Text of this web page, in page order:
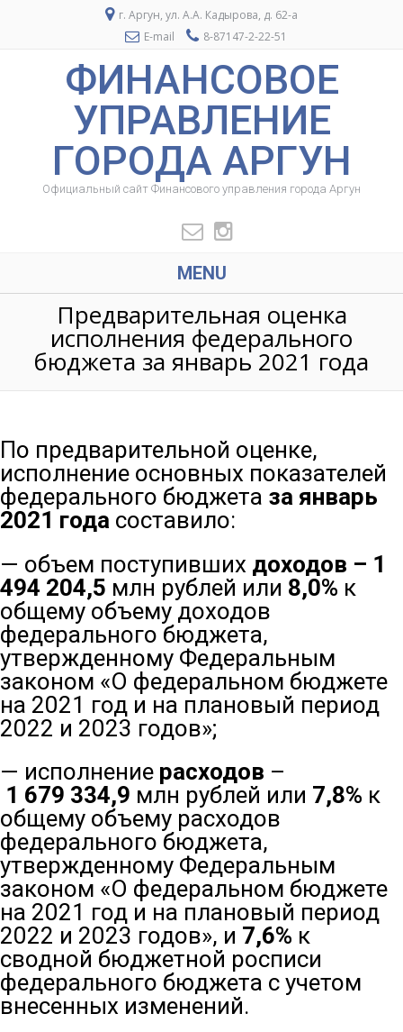
г. Аргун, ул. А.А. Кадырова, д. 62-а
E-mail
8-87147-2-22-51
ФИНАНСОВОЕ
УПРАВЛЕНИЕ
ГОРОДА АРГУН
Официальный сайт Финансового управления города Аргун
MENU
Предварительная оценка
исполнения федерального
бюджета за январь 2021 года
По предварительной оценке,
исполнение основных показателей
федерального бюджета за январь
2021 года составило:
— объем поступивших доходов – 1
494 204,5 млн рублей или 8,0% к
общему объему доходов
федерального бюджета,
утвержденному Федеральным
законом «О федеральном бюджете
на 2021 год и на плановый период
2022 и 2023 годов»;
— исполнение расходов –
1 679 334,9 млн рублей или 7,8% к
общему объему расходов
федерального бюджета,
утвержденному Федеральным
законом «О федеральном бюджете
на 2021 год и на плановый период
2022 и 2023 годов», и 7,6% к
сводной бюджетной росписи
федерального бюджета с учетом
внесенных изменений.